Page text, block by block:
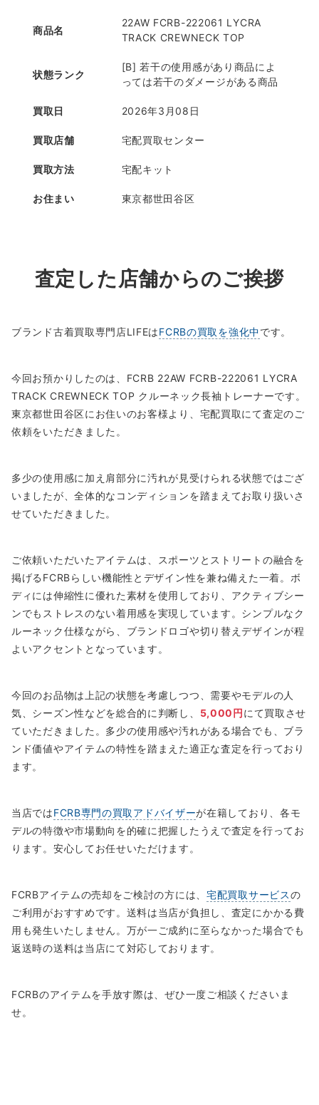
商品名
22AW FCRB-222061 LYCRA
TRACK CREWNECK TOP
状態ランク
[B] 若干の使用感があり商品によ
っては若干のダメージがある商品
買取日 2026年3月08日
買取店舗 宅配買取センター
買取方法 宅配キット
お住まい 東京都世田谷区
査定した店舗からのご挨拶
ブランド古着買取専門店LIFEはFCRBの買取を強化中です。
今回お預かりしたのは、FCRB 22AW FCRB-222061 LYCRA
TRACK CREWNECK TOP クルーネック長袖トレーナーです。
東京都世田谷区にお住いのお客様より、宅配買取にて査定のご
依頼をいただきました。
多少の使用感に加え肩部分に汚れが見受けられる状態ではござ
いましたが、全体的なコンディションを踏まえてお取り扱いさ
せていただきました。
ご依頼いただいたアイテムは、スポーツとストリートの融合を
掲げるFCRBらしい機能性とデザイン性を兼ね備えた一着。ボ
ディには伸縮性に優れた素材を使用しており、アクティブシー
ンでもストレスのない着用感を実現しています。シンプルなク
ルーネック仕様ながら、ブランドロゴや切り替えデザインが程
よいアクセントとなっています。
今回のお品物は上記の状態を考慮しつつ、需要やモデルの人
気、シーズン性などを総合的に判断し、 5,000円にて買取させ
ていただきました。多少の使用感や汚れがある場合でも、ブラ
ンド価値やアイテムの特性を踏まえた適正な査定を行っており
ます。
当店ではFCRB専門の買取アドバイザーが在籍しており、各モ
デルの特徴や市場動向を的確に把握したうえで査定を行ってお
ります。安心してお任せいただけます。
FCRBアイテムの売却をご検討の方には、 宅配買取サービスの
ご利用がおすすめです。送料は当店が負担し、査定にかかる費
用も発生いたしません。万が一ご成約に至らなかった場合でも
返送時の送料は当店にて対応しております。
FCRBのアイテムを手放す際は、ぜひ一度ご相談くださいま
せ。